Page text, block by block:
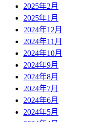
2025年2月
2025年1月
2024年12月
2024年11月
2024年10月
2024年9月
2024年8月
2024年7月
2024年6月
2024年5月